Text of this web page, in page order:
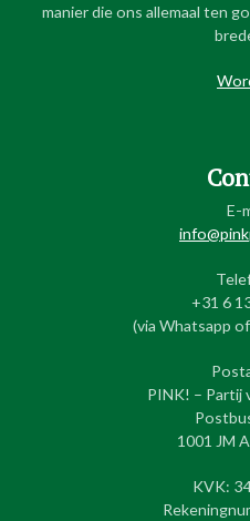
manier die ons allemaal ten
E-
+31 6
(via Whatsapp
PINK! – Partij
1001 JM
KVK: